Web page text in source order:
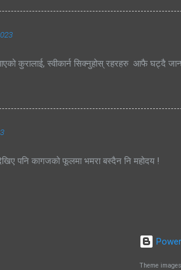
कुरालाई, स्वीकार्न सिक्नुहोस् रहरहरु आफै घट्दै
पनि कागजको फूलमा भमरा बस्दैन नि महोदय !
Theme